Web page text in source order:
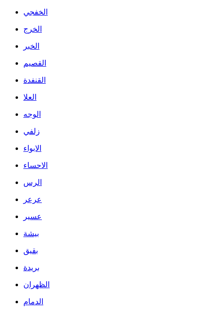
الخفجي
الخرج
الخبر
القصيم
القنفدة
العلا
الوجه
زلفي
الابواء
الاحساء
الرس
عرعر
عسير
بيشة
بقيق
بريدة
الظهران
الدمام